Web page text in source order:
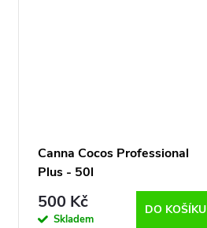
Canna Cocos Professional
Plus - 50l
500 Kč
Skladem
DO KOŠÍKU